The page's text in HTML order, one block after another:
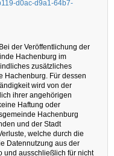
d0ac-d9a1-64b7-
der Veröffentlichung der
Hachenburg im
zusätzliches
Hachenburg. Für dessen
wird von der
ihrer angehörigen
Haftung oder
Hachenburg
und der Stadt
welche durch die
Datennutzung aus der
und ausschließlich für nicht